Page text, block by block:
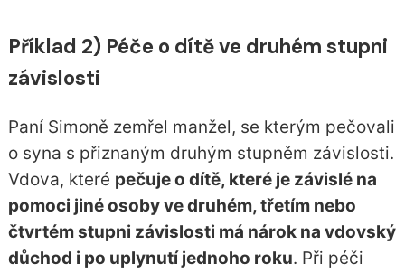
Příklad 2) Péče o dítě ve druhém stupni
závislosti
Paní Simoně zemřel manžel, se kterým pečovali
o syna s přiznaným druhým stupněm závislosti.
Vdova, které pečuje o dítě, které je závislé na
pomoci jiné osoby ve druhém, třetím nebo
čtvrtém stupni závislosti má nárok na vdovský
důchod i po uplynutí jednoho roku. Při péči